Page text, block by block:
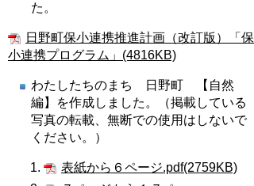
た。
日野町保小連携推進計画（改訂版）「保
小連携プログラム」(4816KB)
わたしたちのまち 日野町 【自然
編】を作成しました。（掲載している
写真の転載、無断での使用はしないで
ください。）
表紙から６ページ.pdf(2759KB)